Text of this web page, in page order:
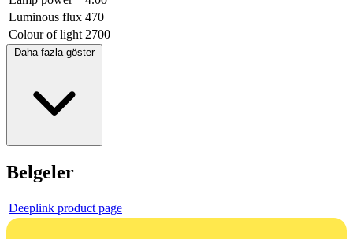
Luminous flux 470
Colour of light 2700
Daha fazla göster
Belgeler
Deeplink product page